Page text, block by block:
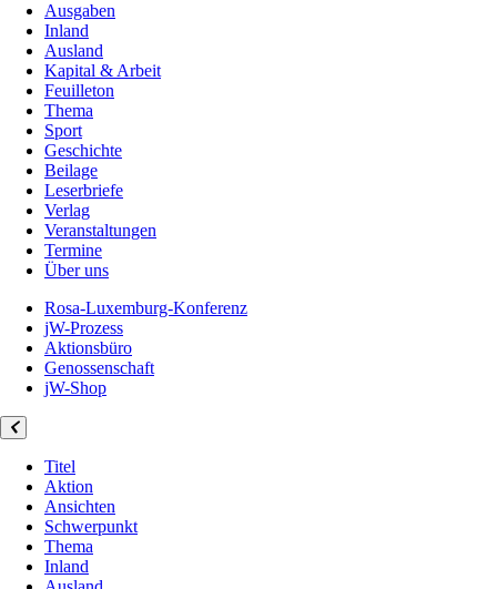
Ausgaben
Inland
Ausland
Kapital & Arbeit
Feuilleton
Thema
Sport
Geschichte
Beilage
Leserbriefe
Verlag
Veranstaltungen
Termine
Über uns
Rosa-Luxemburg-Konferenz
jW-Prozess
Aktionsbüro
Genossenschaft
jW-Shop
Titel
Aktion
Ansichten
Schwerpunkt
Thema
Inland